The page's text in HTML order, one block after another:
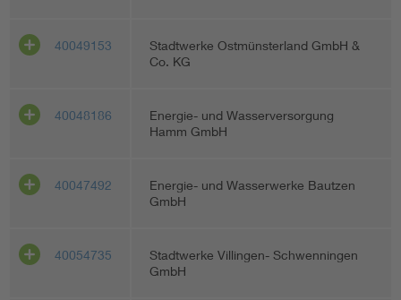
40049153
Stadtwerke Ostmünsterland GmbH &
Co. KG
40048186
Energie- und Wasserversorgung
Hamm GmbH
40047492
Energie- und Wasserwerke Bautzen
GmbH
40054735
Stadtwerke Villingen- Schwenningen
GmbH